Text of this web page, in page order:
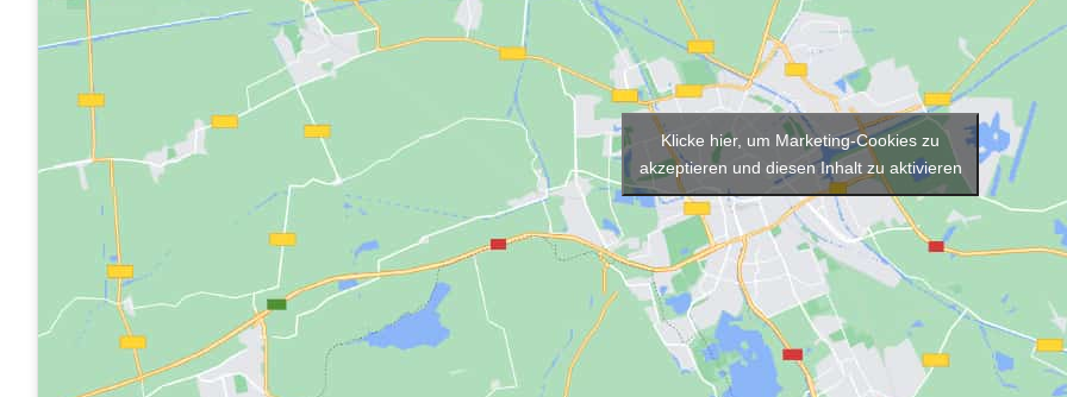
Klicke hier, um Marketing-Cookies zu
akzeptieren und diesen Inhalt zu aktivieren